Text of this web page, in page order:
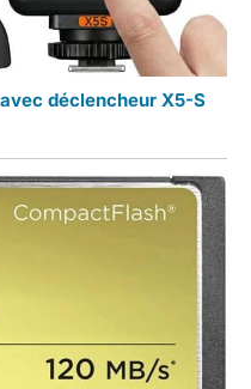
déclencheur X5-S